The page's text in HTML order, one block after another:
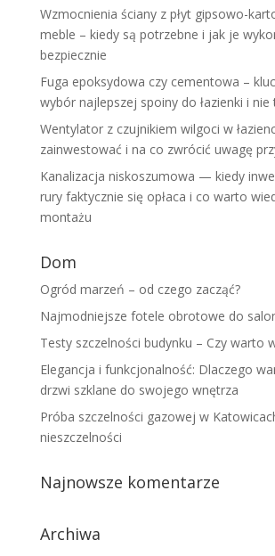
Wzmocnienia ściany z płyt gipsowo-
meble – kiedy są potrzebne i jak je
bezpiecznie
Fuga epoksydowa czy cementowa –
wybór najlepszej spoiny do łazienki i nie
Wentylator z czujnikiem wilgoci w
zainwestować i na co zwrócić uwagę
Kanalizacja niskoszumowa — kiedy
rury faktycznie się opłaca i co warto
montażu
Dom
Ogród marzeń – od czego zacząć?
Najmodniejsze fotele obrotowe do
Testy szczelności budynku – Czy warto
Elegancja i funkcjonalność: Dlaczego
drzwi szklane do swojego wnętrza
Próba szczelności gazowej w
nieszczelności
Najnowsze komentarze
Archiwa